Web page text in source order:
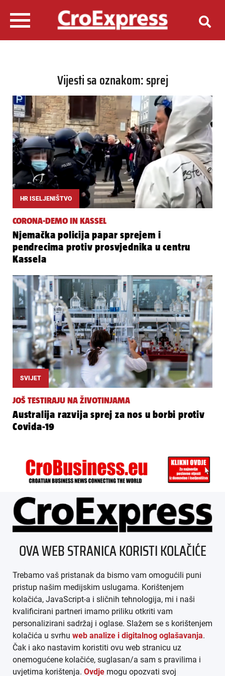
Vijesti sa oznakom: sprej
HR ISELJENIŠTVO
CORONA-DEMO IN KASSEL
Njemačka policija papar sprejem i
pendrecima protiv prosvjednika u centru
Kassela
SVIJET
JOŠ TESTIRAJU NA ŽIVOTINJAMA
Australija razvija sprej za nos u borbi protiv
Covida-19
ÜBER UNS
IMPRESSUM
AGB
DATENSCHUTZ
MEDIADATEN
ARHIVA (PDF)
OVA WEB STRANICA KORISTI KOLAČIĆE
Trebamo vaš pristanak da bismo vam omogućili puni
pristup našim medijskim uslugama. Korištenjem
kolačića, JavaScript-a i sličnih tehnologija, mi i naši
kvalificirani partneri imamo priliku otkriti vam
personalizirani sadržaj i oglase. Slažem se s korištenjem
kolačića u svrhu web analize i digitalnog oglašavanja.
Čak i ako nastavim koristiti ovu web stranicu uz
onemogućene kolačiće, suglasan/a sam s pravilima i
uvjetima korištenja. Ovdje mogu opozvati svoj